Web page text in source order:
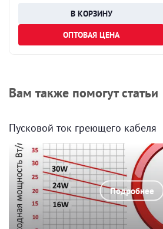
ОПТОВАЯ ЦЕНА
Вам также помогут статьи
Пусковой ток греющего кабеля
Подробнее